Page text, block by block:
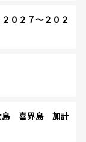
０２７～２０２
島 喜界島 加計